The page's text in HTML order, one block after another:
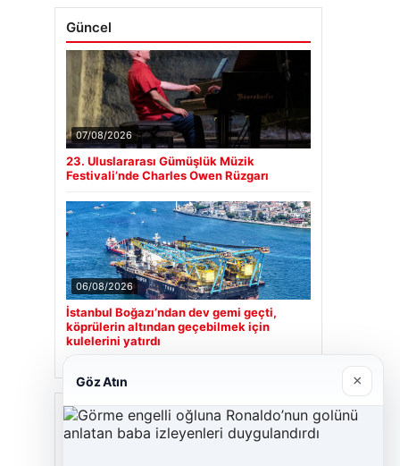
Güncel
07/08/2026
23. Uluslararası Gümüşlük Müzik
Festivali’nde Charles Owen Rüzgarı
06/08/2026
İstanbul Boğazı’ndan dev gemi geçti,
köprülerin altından geçebilmek için
kulelerini yatırdı
Son Eklenen Firmalar
Göz Atın ×